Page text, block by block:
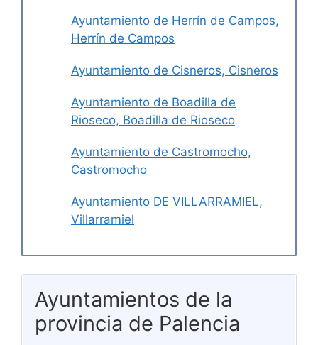
Ayuntamiento de Herrín de Campos,
Herrín de Campos
Ayuntamiento de Cisneros, Cisneros
Ayuntamiento de Boadilla de
Rioseco, Boadilla de Rioseco
Ayuntamiento de Castromocho,
Castromocho
Ayuntamiento DE VILLARRAMIEL,
Villarramiel
Ayuntamientos de la
provincia de Palencia